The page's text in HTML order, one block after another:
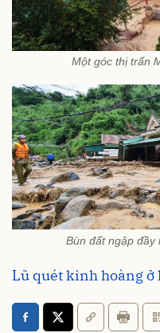
Một góc thị trấn
Bùn đất ngập đầy
Lũ quét kinh hoàng ở